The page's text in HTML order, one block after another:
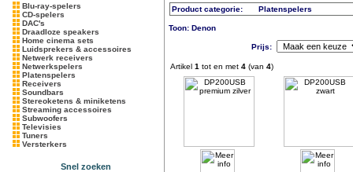
Blu-ray-spelers
CD-spelers
DAC's
Draadloze speakers
Home cinema sets
Luidsprekers & accessoires
Netwerk receivers
Netwerkspelers
Platenspelers
Receivers
Soundbars
Stereoketens & miniketens
Streaming accessoires
Subwoofers
Televisies
Tuners
Versterkers
Snel zoeken
Product categorie: Platenspelers
Toon: Denon
Prijs:
Artikel 1 tot en met 4 (van 4)